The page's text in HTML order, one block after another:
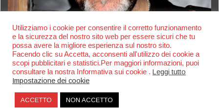
Utilizziamo i cookie per consentire il corretto funzionamento
e la sicurezza del nostro sito web per essere sicuri che tu
possa avere la migliore esperienza sul nostro sito.
Facendo clic su Accetta, acconsenti all'utilizzo dei cookie a
scopi pubblicitari e statistici.Per maggiori informazioni, puoi
consultare la nostra Informativa sui cookie . Leggi tutto
Impostazione dei cookie
ACCETTO NON ACCETTO